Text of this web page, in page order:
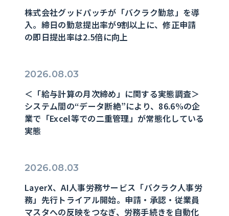
株式会社グッドパッチが「バクラク勤怠」を導
入。締日の勤怠提出率が9割以上に、修正申請
の即日提出率は2.5倍に向上
2026.08.03
＜「給与計算の月次締め」に関する実態調査＞
システム間の“データ断絶”により、86.6%の企
業で「Excel等での二重管理」が常態化している
実態
2026.08.03
LayerX、AI人事労務サービス「バクラク人事労
務」先行トライアル開始。申請・承認・従業員
マスタへの反映をつなぎ、労務手続きを自動化